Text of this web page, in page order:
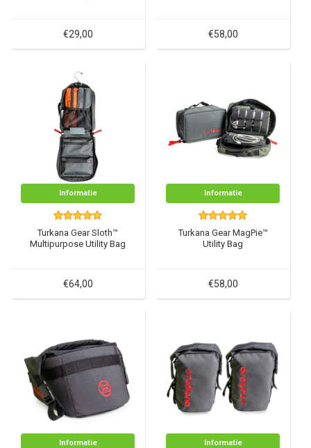
€29,00 €58,00
Informatie
Turkana Gear Sloth™
Multipurpose Utility Bag
€64,00
Informatie
Turkana Gear MagPie™
Utility Bag
€58,00
Informatie Informatie